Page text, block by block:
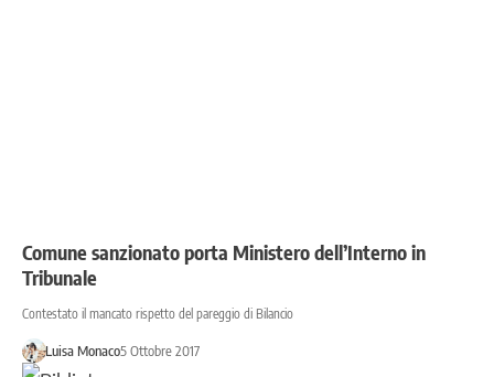
Comune sanzionato porta Ministero dell’Interno in
Tribunale
Contestato il mancato rispetto del pareggio di Bilancio
Luisa Monaco5 Ottobre 2017